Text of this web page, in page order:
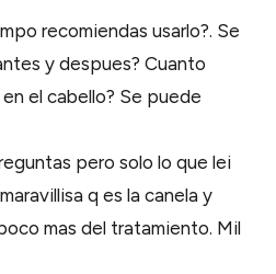
recomiendas usarlo?. Se
y despues? Cuanto
el cabello? Se puede
pero solo lo que lei
q es la canela y
mas del tratamiento. Mil